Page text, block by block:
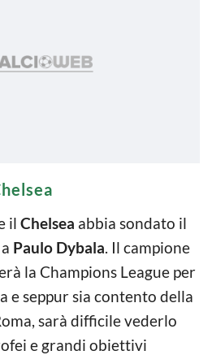
il Chelsea abbia sondato il
Paulo Dybala. Il campione
la Champions League per
e seppur sia contento della
sarà difficile vederlo
e grandi obiettivi